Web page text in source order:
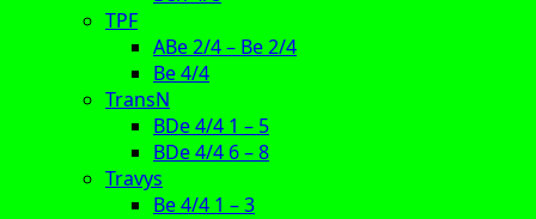
TPF
ABe 2/4 – Be 2/4
Be 4/4
TransN
BDe 4/4 1 – 5
BDe 4/4 6 – 8
Travys
Be 4/4 1 – 3